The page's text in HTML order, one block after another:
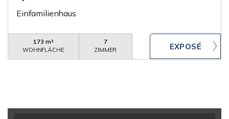
Einfamilienhaus
173 m²
WOHNFLÄCHE
7
ZIMMER